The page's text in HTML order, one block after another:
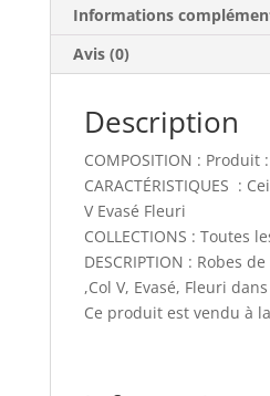
Informations
Avis (0)
Description
COMPOSITION : Produit :
CARACTÉRISTIQUES :
V Evasé Fleuri
COLLECTIONS : Toutes
DESCRIPTION : Robes
,Col V, Evasé, Fleuri
Ce produit est vendu à